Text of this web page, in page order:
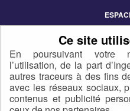
En poursuivant votre
l’utilisation, de la part
autres traceurs à des fins
avec les réseaux sociaux,
contenus et publicité